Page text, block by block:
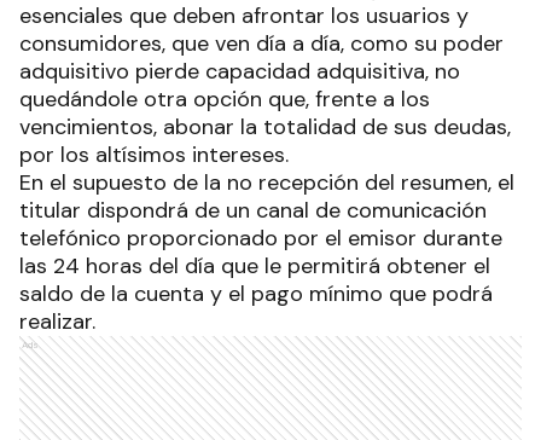
esenciales que deben afrontar los usuarios y
consumidores, que ven día a día, como su poder
adquisitivo pierde capacidad adquisitiva, no
quedándole otra opción que, frente a los
vencimientos, abonar la totalidad de sus deudas,
por los altísimos intereses.
En el supuesto de la no recepción del resumen, el
titular dispondrá de un canal de comunicación
telefónico proporcionado por el emisor durante
las 24 horas del día que le permitirá obtener el
saldo de la cuenta y el pago mínimo que podrá
realizar.
Ads